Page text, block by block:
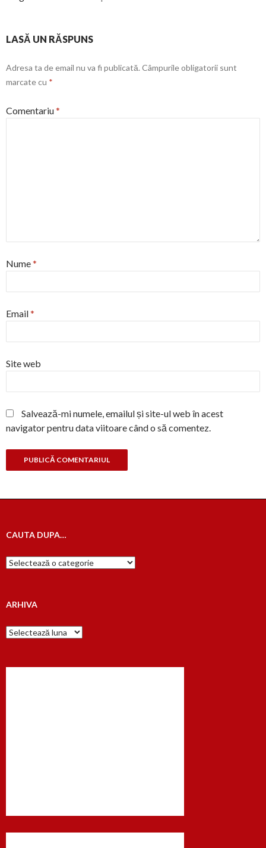
LASĂ UN RĂSPUNS
Adresa ta de email nu va fi publicată. Câmpurile obligatorii sunt
marcate cu *
Comentariu*
Nume*
Email*
Site web
Salvează-mi numele, emailul și site-ul web în acest
navigator pentru data viitoare când o să comentez.
CAUTA DUPA…
Cauta
dupa…
ARHIVA
Arhiva